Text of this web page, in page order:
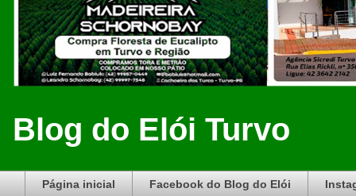
Blog do Elói Turvo
Página inicial Facebook do Blog do Elói